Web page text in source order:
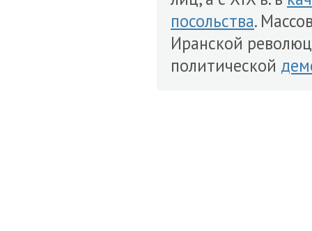
посольства.
Иранской
политической